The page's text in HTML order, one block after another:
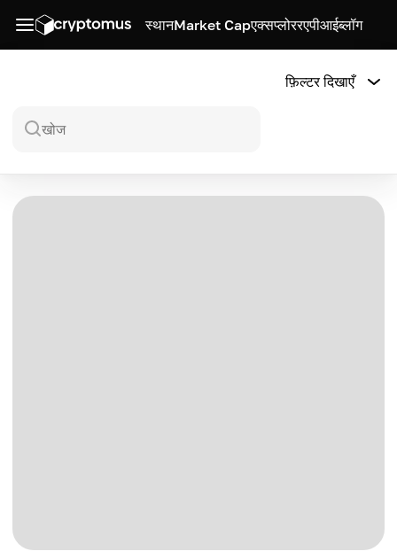
स्थानMarket Capएक्सप्लोररएपीआईब्लॉग
फ़िल्टर दिखाएँ